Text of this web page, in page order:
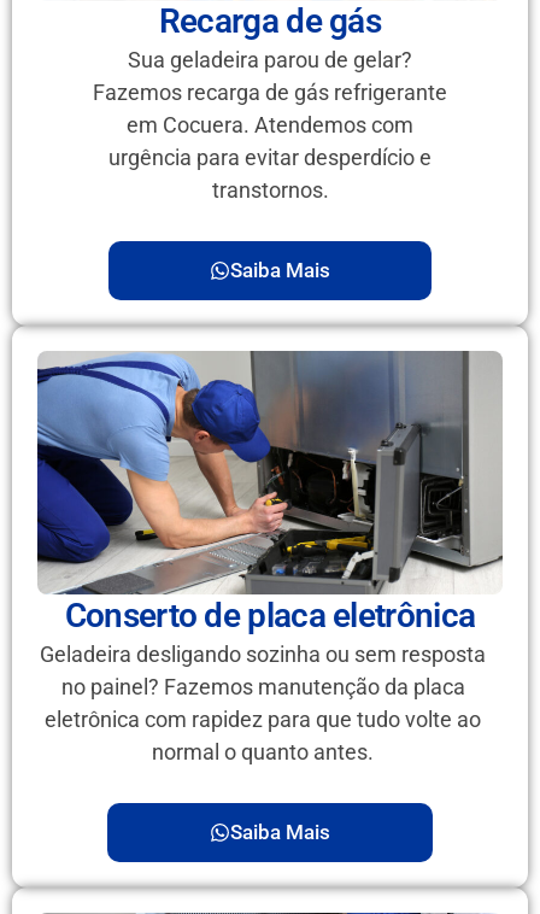
Recarga de gás
Sua geladeira parou de gelar?
Fazemos recarga de gás refrigerante
em Cocuera. Atendemos com
urgência para evitar desperdício e
transtornos.
Saiba Mais
Conserto de placa eletrônica
Geladeira desligando sozinha ou sem resposta
no painel? Fazemos manutenção da placa
eletrônica com rapidez para que tudo volte ao
normal o quanto antes.
Saiba Mais